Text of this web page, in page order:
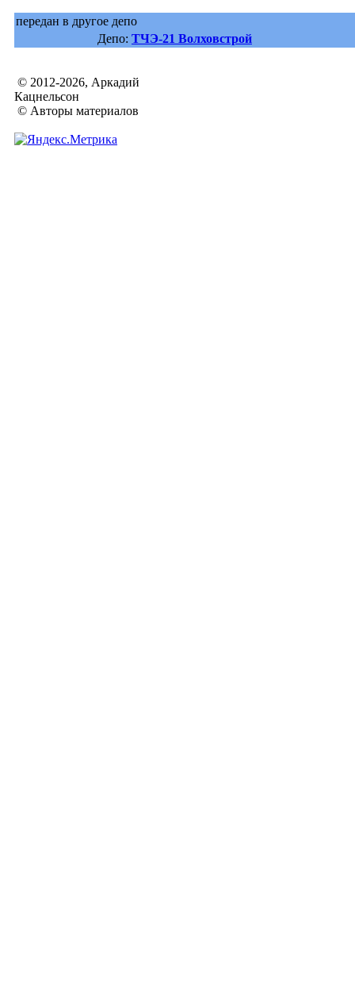
передан в другое депо
Депо: ТЧЭ-21 Волховстрой
© 2012-2026, Аркадий
Кацнельсон
© Авторы материалов